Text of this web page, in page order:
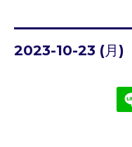
2023-10-23 (月)